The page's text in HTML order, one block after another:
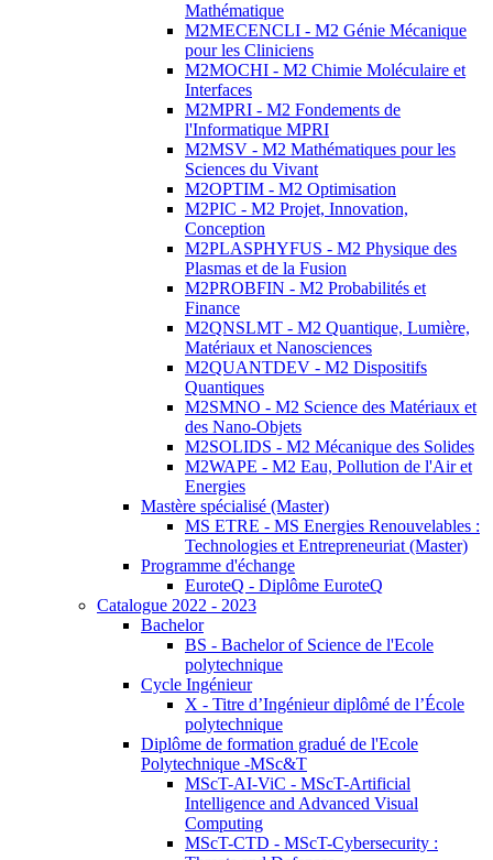
Mathématique
M2MECENCLI - M2 Génie Mécanique
pour les Cliniciens
M2MOCHI - M2 Chimie Moléculaire et
Interfaces
M2MPRI - M2 Fondements de
l'Informatique MPRI
M2MSV - M2 Mathématiques pour les
Sciences du Vivant
M2OPTIM - M2 Optimisation
M2PIC - M2 Projet, Innovation,
Conception
M2PLASPHYFUS - M2 Physique des
Plasmas et de la Fusion
M2PROBFIN - M2 Probabilités et
Finance
M2QNSLMT - M2 Quantique, Lumière,
Matériaux et Nanosciences
M2QUANTDEV - M2 Dispositifs
Quantiques
M2SMNO - M2 Science des Matériaux et
des Nano-Objets
M2SOLIDS - M2 Mécanique des Solides
M2WAPE - M2 Eau, Pollution de l'Air et
Energies
Mastère spécialisé (Master)
MS ETRE - MS Energies Renouvelables :
Technologies et Entrepreneuriat (Master)
Programme d'échange
EuroteQ - Diplôme EuroteQ
Catalogue 2022 - 2023
Bachelor
BS - Bachelor of Science de l'Ecole
polytechnique
Cycle Ingénieur
X - Titre d’Ingénieur diplômé de l’École
polytechnique
Diplôme de formation gradué de l'Ecole
Polytechnique -MSc&T
MScT-AI-ViC - MScT-Artificial
Intelligence and Advanced Visual
Computing
MScT-CTD - MScT-Cybersecurity :